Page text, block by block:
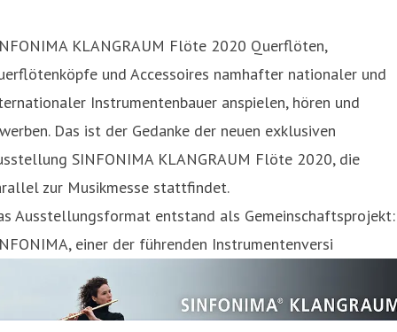
KLANGRAUM Flöte 2020 Querflöten,
und Accessoires namhafter nationaler und
Instrumentenbauer anspielen, hören und
Das ist der Gedanke der neuen exklusiven
SINFONIMA KLANGRAUM Flöte 2020, die
zur Musikmesse stattfindet.
Ausstellungsformat entstand als Gemeinschaftsprojekt:
einer der führenden Instrumentenversi